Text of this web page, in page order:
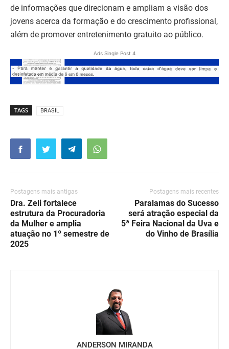
de informações que direcionam e ampliam a visão dos
jovens acerca da formação e do crescimento profissional,
além de promover entretenimento gratuito ao público.
Ads Single Post 4
TAGS BRASIL
Postagens mais antigas
Dra. Zeli fortalece
estrutura da Procuradoria
da Mulher e amplia
atuação no 1º semestre de
2025
Postagens mais recentes
Paralamas do Sucesso
será atração especial da
5ª Feira Nacional da Uva e
do Vinho de Brasília
ANDERSON MIRANDA